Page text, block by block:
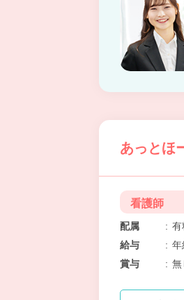
あっとほ
看護師
配属 : 有
給与
: 年
賞与
: 無